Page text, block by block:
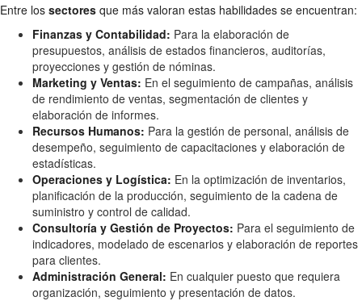
Entre los sectores que más valoran estas habilidades se encuentran:
Finanzas y Contabilidad: Para la elaboración de
presupuestos, análisis de estados financieros, auditorías,
proyecciones y gestión de nóminas.
Marketing y Ventas: En el seguimiento de campañas, análisis
de rendimiento de ventas, segmentación de clientes y
elaboración de informes.
Recursos Humanos: Para la gestión de personal, análisis de
desempeño, seguimiento de capacitaciones y elaboración de
estadísticas.
Operaciones y Logística: En la optimización de inventarios,
planificación de la producción, seguimiento de la cadena de
suministro y control de calidad.
Consultoría y Gestión de Proyectos: Para el seguimiento de
indicadores, modelado de escenarios y elaboración de reportes
para clientes.
Administración General: En cualquier puesto que requiera
organización, seguimiento y presentación de datos.